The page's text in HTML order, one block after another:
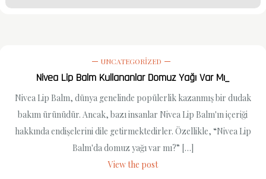
UNCATEGORIZED
Nivea Lip Balm Kullananlar Domuz Yağı Var Mı_
Nivea Lip Balm, dünya genelinde popülerlik kazanmış bir dudak
bakım ürünüdür. Ancak, bazı insanlar Nivea Lip Balm'ın içeriği
hakkında endişelerini dile getirmektedirler. Özellikle, “Nivea Lip
Balm'da domuz yağı var mı?” […]
View the post